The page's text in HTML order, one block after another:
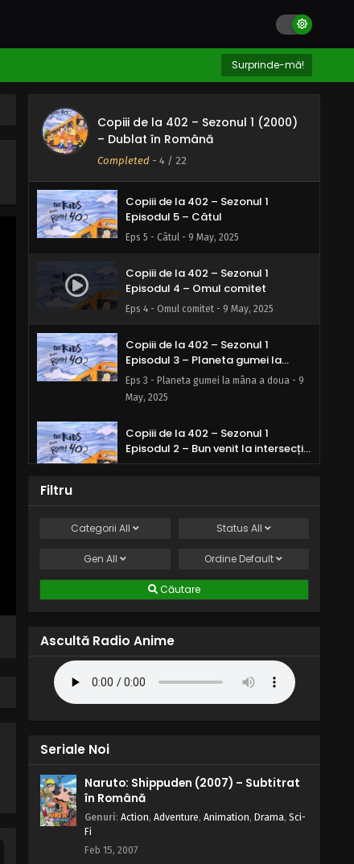
Surprinde-mă!
Copiii de la 402 – Sezonul 1 (2000)
– Dublat în Română
Completed - 4 / 22
Copiii de la 402 – Sezonul 1
Episodul 7 – Va merge frigiderul?
Copiii de la 402 – Sezonul 1
Episodul 6 – Rinichi timizi
Eps 6 - Rinichi timizi - 9 May, 2025
Copiii de la 402 – Sezonul 1
Episodul 5 – Câtul
Eps 5 - Câtul - 9 May, 2025
Copiii de la 402 – Sezonul 1
Episodul 4 – Omul comitet
Eps 4 - Omul comitet - 9 May, 2025
Copiii de la 402 – Sezonul 1
Episodul 3 – Planeta gumei la
mâna a doua
Eps 3 - Planeta gumei la mâna a doua - 9
May, 2025
Copiii de la 402 – Sezonul 1
Episodul 2 – Bun venit la intersecția
sigură
Copiii de la 402 – Sezonul 1
Episodul 1 – Fiul Lui Einstein
Eps 1 - Fiul Lui Einstein - 9 May, 2025
Filtru
Categorii All Status All
Gen All Ordine Default
Căutare
Ascultă Radio Anime
Seriale Noi
Naruto: Shippuden (2007) – Subtitrat
în Română
Genuri: Action, Adventure, Animation, Drama, Sci-
Fi
Feb 15, 2007